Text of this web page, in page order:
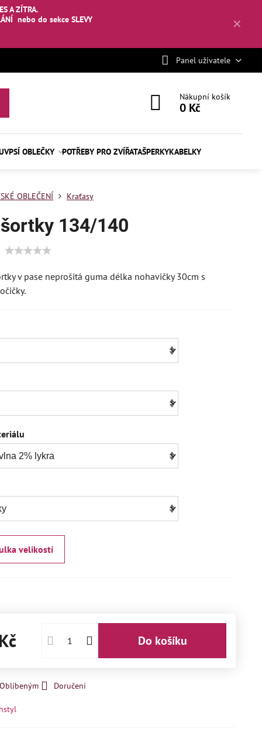
✕
A ZÍTRA.
nebodo sekce SLEVY
Panel uživatele
Nákupní košík
0 Kč
PSÍ OBLEČKY POTŘEBY PRO ZVÍŘATAŠPERKYKABELKY
OBLEČENÍ Kraťasy
134/140
v pase neprošitá guma délka nohavičky 30cm s
velikostí
Do košíku
Doručení